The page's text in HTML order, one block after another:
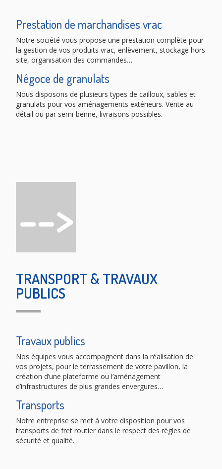
Prestation de marchandises vrac
Notre société vous propose une prestation complète pour
la gestion de vos produits vrac, enlèvement, stockage hors
site, organisation des commandes…
Négoce de granulats
Nous disposons de plusieurs types de cailloux, sables et
granulats pour vos aménagements extérieurs. Vente au
détail ou par semi-benne, livraisons possibles.
-->
TRANSPORT & TRAVAUX
PUBLICS
Travaux publics
Nos équipes vous accompagnent dans la réalisation de
vos projets, pour le terrassement de votre pavillon, la
création d’une plateforme ou l’aménagement
d’infrastructures de plus grandes envergures…
Transports
Notre entreprise se met à votre disposition pour vos
transports de fret routier dans le respect des règles de
sécurité et qualité.